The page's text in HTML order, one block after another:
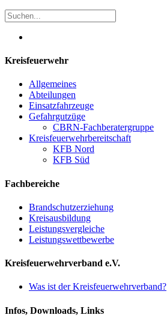
Kreisfeuerwehr
Allgemeines
Abteilungen
Einsatzfahrzeuge
Gefahrgutzüge
CBRN-Fachberatergruppe
Kreisfeuerwehrbereitschaft
KFB Nord
KFB Süd
Fachbereiche
Brandschutzerziehung
Kreisausbildung
Leistungsvergleiche
Leistungswettbewerbe
Kreisfeuerwehrverband e.V.
Was ist der Kreisfeuerwehrverband?
Infos, Downloads, Links